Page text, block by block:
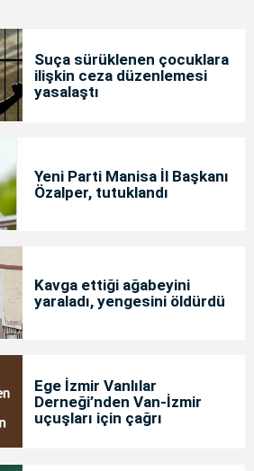
Suça sürüklenen çocuklara
ilişkin ceza düzenlemesi
yasalaştı
Yeni Parti Manisa İl Başkanı
Özalper, tutuklandı
Kavga ettiği ağabeyini
yaraladı, yengesini öldürdü
Ege İzmir Vanlılar
Derneği’nden Van-İzmir
uçuşları için çağrı